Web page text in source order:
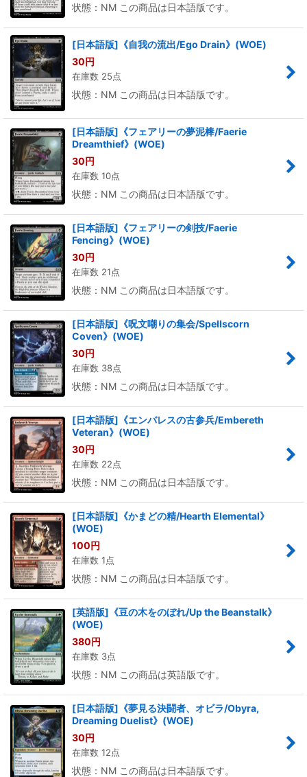
状態：NM この商品は日本語版です。
[日本語版]《自我の流出/Ego Drain》(WOE)
30円
在庫数 25点
状態：NM この商品は日本語版です。
[日本語版]《フェアリーの夢泥棒/Faerie
Dreamthief》(WOE)
30円
在庫数 10点
状態：NM この商品は日本語版です。
[日本語版]《フェアリーの剣技/Faerie
Fencing》(WOE)
30円
在庫数 21点
状態：NM この商品は日本語版です。
[日本語版]《呪文嘲りの集会/Spellscorn
Coven》(WOE)
30円
在庫数 38点
状態：NM この商品は日本語版です。
[日本語版]《エンバレスの古参兵/Embereth
Veteran》(WOE)
30円
在庫数 22点
状態：NM この商品は日本語版です。
[日本語版]《かまどの精/Hearth Elemental》
(WOE)
100円
在庫数 1点
状態：NM この商品は日本語版です。
[英語版]《豆の木をのぼれ/Up the Beanstalk》
(WOE)
380円
在庫数 3点
状態：NM この商品は英語版です。
[日本語版]《夢見る決闘者、オビラ/Obyra,
Dreaming Duelist》(WOE)
30円
在庫数 12点
状態：NM この商品は日本語版です。